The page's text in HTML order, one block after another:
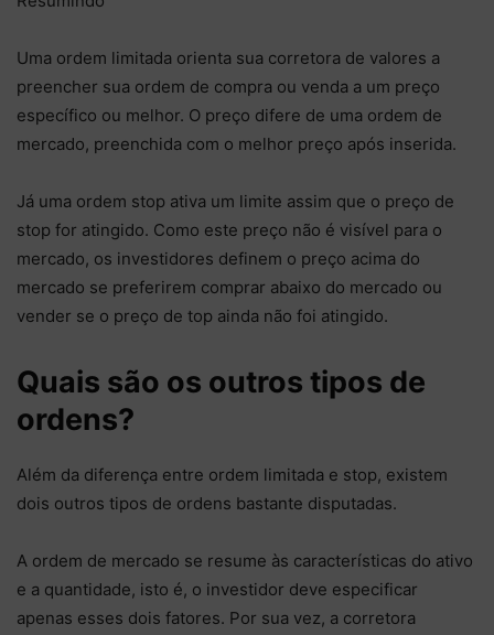
Uma ordem limitada orienta sua corretora de valores a
preencher sua ordem de compra ou venda a um preço
específico ou melhor. O preço difere de uma ordem de
mercado, preenchida com o melhor preço após inserida.
Já uma ordem stop ativa um limite assim que o preço de
stop for atingido. Como este preço não é visível para o
mercado, os investidores definem o preço acima do
mercado se preferirem comprar abaixo do mercado ou
vender se o preço de top ainda não foi atingido.
Quais são os outros tipos de
ordens?
Além da diferença entre ordem limitada e stop, existem
dois outros tipos de ordens bastante disputadas.
A ordem de mercado se resume às características do ativo
e a quantidade, isto é, o investidor deve especificar
apenas esses dois fatores. Por sua vez, a corretora